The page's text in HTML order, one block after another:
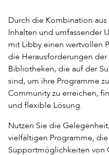
Durch die Kombination
Inhalten und umfassender
mit Libby einen wertvollen
die Herausforderungen der
Bibliotheken, die auf der
sind, um ihre Programme
Community zu erreichen,
und flexible Lösung.
Nutzen Sie die
vielfältigen Programme,
Supportmöglichkeiten von